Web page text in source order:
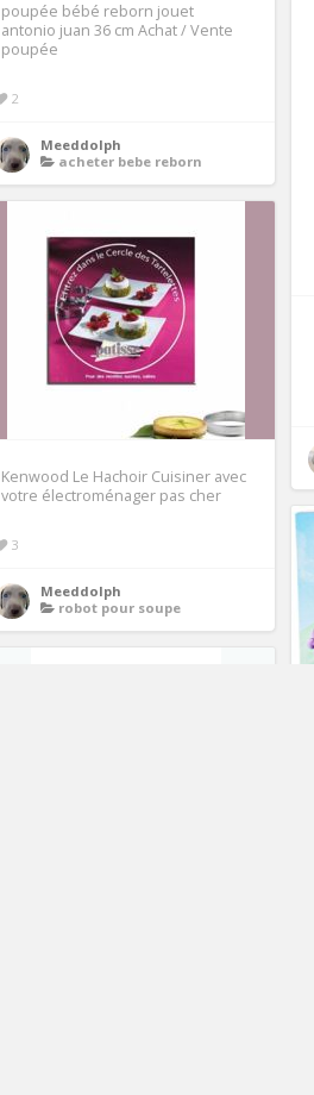
poupée bébé reborn jouet
antonio juan 36 cm Achat / Vente
poupée
2
Meeddolph
acheter bebe reborn
Kenwood Le Hachoir Cuisiner avec
votre électroménager pas cher
3
Meeddolph
robot pour soupe